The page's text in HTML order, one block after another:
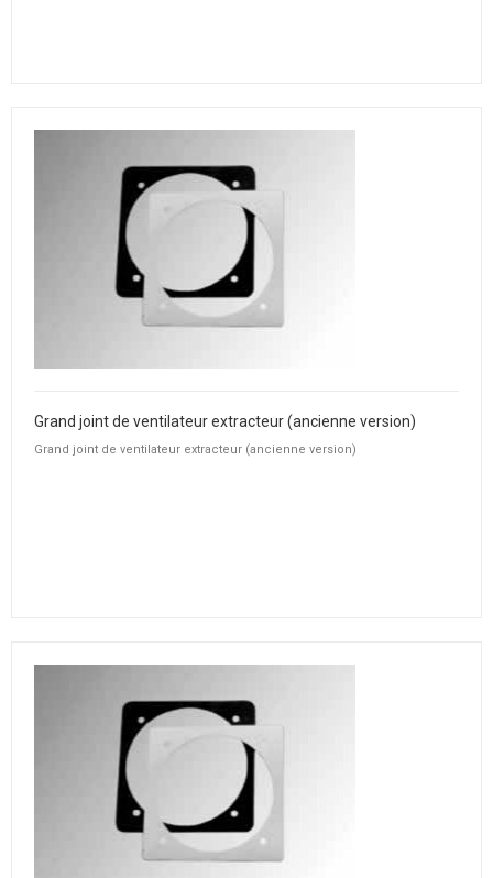
Grand joint de ventilateur extracteur (ancienne version)
Grand joint de ventilateur extracteur (ancienne version)